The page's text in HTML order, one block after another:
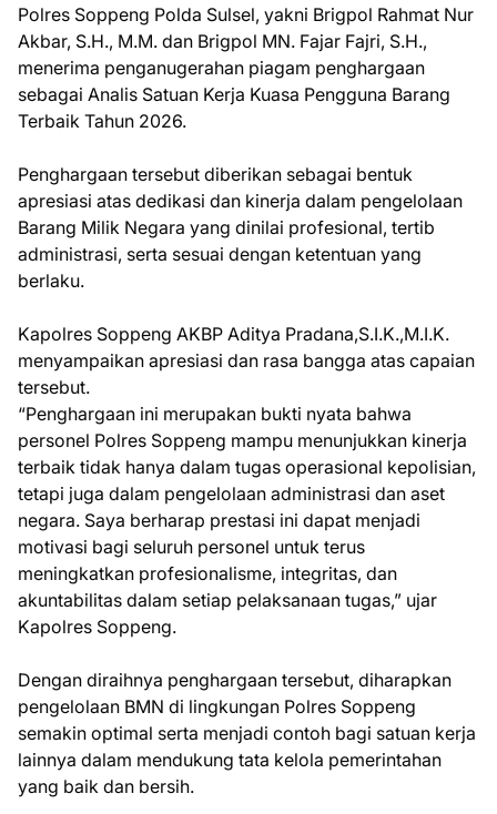
Polres Soppeng Polda Sulsel, yakni Brigpol Rahmat Nur
Akbar, S.H., M.M. dan Brigpol MN. Fajar Fajri, S.H.,
menerima penganugerahan piagam penghargaan
sebagai Analis Satuan Kerja Kuasa Pengguna Barang
Terbaik Tahun 2026.
Penghargaan tersebut diberikan sebagai bentuk
apresiasi atas dedikasi dan kinerja dalam pengelolaan
Barang Milik Negara yang dinilai profesional, tertib
administrasi, serta sesuai dengan ketentuan yang
berlaku.
Kapolres Soppeng AKBP Aditya Pradana,S.I.K.,M.I.K.
menyampaikan apresiasi dan rasa bangga atas capaian
tersebut.
“Penghargaan ini merupakan bukti nyata bahwa
personel Polres Soppeng mampu menunjukkan kinerja
terbaik tidak hanya dalam tugas operasional kepolisian,
tetapi juga dalam pengelolaan administrasi dan aset
negara. Saya berharap prestasi ini dapat menjadi
motivasi bagi seluruh personel untuk terus
meningkatkan profesionalisme, integritas, dan
akuntabilitas dalam setiap pelaksanaan tugas,” ujar
Kapolres Soppeng.
Dengan diraihnya penghargaan tersebut, diharapkan
pengelolaan BMN di lingkungan Polres Soppeng
semakin optimal serta menjadi contoh bagi satuan kerja
lainnya dalam mendukung tata kelola pemerintahan
yang baik dan bersih.